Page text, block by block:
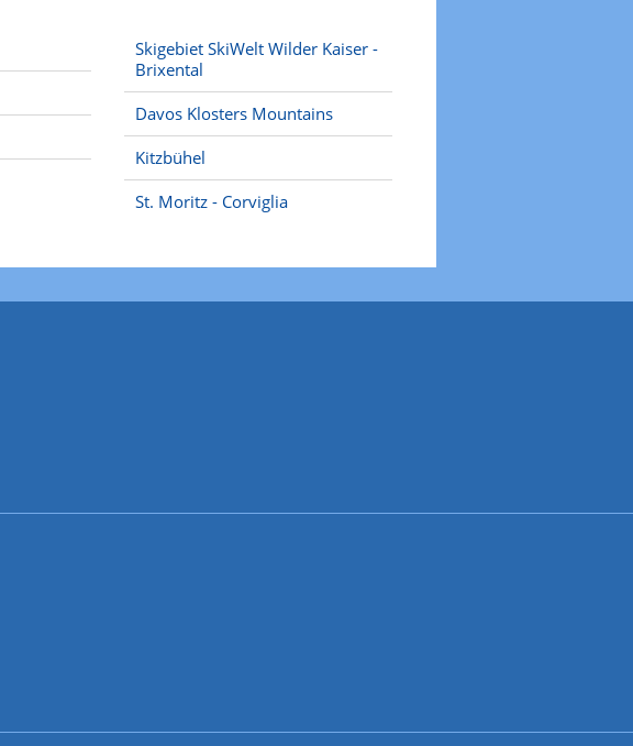
Skigebiet SkiWelt Wilder Kaiser -
Brixental
Davos Klosters Mountains
Kitzbühel
St. Moritz - Corviglia